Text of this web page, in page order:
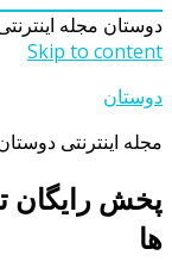
دوستان مجله
Skip to content
دوستان
مجله اینترنتی
پخش رایگان
ها